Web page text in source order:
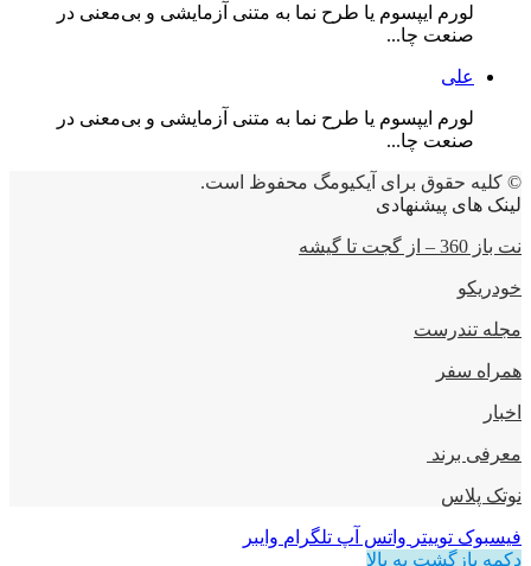
لورم ایپسوم یا طرح‌ نما به متنی آزمایشی و بی‌معنی در
صنعت چا...
علی
لورم ایپسوم یا طرح‌ نما به متنی آزمایشی و بی‌معنی در
صنعت چا...
© کلیه حقوق برای آیکیومگ محفوظ است.
لینک های پیشنهادی
نت باز 360 – از گجت تا گیشه
خودریکو
مجله‌ تندرست
همراه سفر
اخبار
معرفی برند
نوتک پلاس
فیسبوک توییتر واتس آپ تلگرام وایبر
دکمه بازگشت به بالا